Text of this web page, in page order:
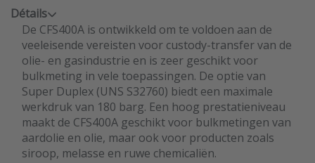
Détails
De CFS400A is ontwikkeld om te voldoen aan de
veeleisende vereisten voor custody-transfer van de
olie- en gasindustrie en is zeer geschikt voor
bulkmeting in vele toepassingen. De optie van
Super Duplex (UNS S32760) biedt een maximale
werkdruk van 180 barg. Een hoog prestatieniveau
maakt de CFS400A geschikt voor bulkmetingen van
aardolie en olie, maar ook voor producten zoals
siroop, melasse en ruwe chemicaliën.